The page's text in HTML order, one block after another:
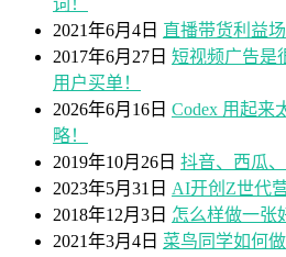
词！
2021年6月4日 直播带货利益场
2017年6月27日 短视频广告是
用户买单！
2026年6月16日 Codex 用起来
略！
2019年10月26日 抖音、西瓜
2023年5月31日 AI开创Z世代
2018年12月3日 怎么样做一张
2021年3月4日 菜鸟同学如何